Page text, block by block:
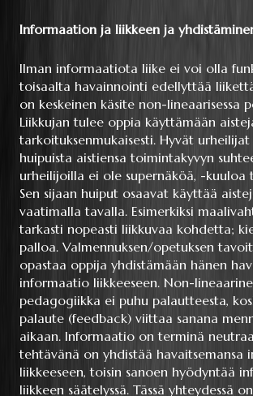
Informaation ja liikkeen ja
Ilman informaatiota liike ei voi olla
toisaalta havainnointi edellyttää
on keskeinen käsite non-lineaarisessa
Liikkujan tulee oppia käyttämään
tarkoituksenmukaisesti. Hyvät
huipuista aistiensa toimintakyvyn
urheilijoilla ei ole supernäköä, -kuuloa
Sen sijaan huiput osaavat käyttää
vaatimalla tavalla. Esimerkiksi
tarkasti nopeasti liikkuvaa kohdetta;
palloa. Valmennuksen/opetuksen
opastaa oppija yhdistämään hänen
informaatio liikkeeseen. Non-
pedagogiikka ei puhu palautteesta,
palaute (feedback) viittaa sanana
aikaan. Informaatio on terminä
tehtävänä on yhdistää havaitsemansa
liikkeeseen, toisin sanoen hyödyntää
liikkeen säätelyssä. Tässä yhteydessä